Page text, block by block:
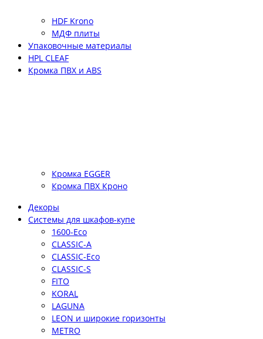
HDF Krono
МДФ плиты
Упаковочные материалы
HPL CLEAF
Кромка ПВХ и ABS
Кромка EGGER
Кромка ПВХ Кроно
Декоры
Системы для шкафов-купе
1600-Eco
CLASSIC-A
CLASSIC-Eco
CLASSIC-S
FITO
KORAL
LAGUNA
LEON и широкие горизонты
METRO